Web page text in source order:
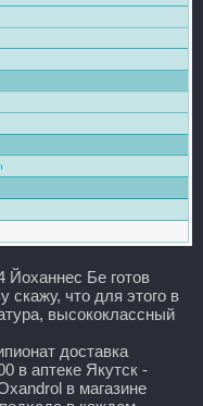
Йоханнес Бе готов
что для этого в
высококлассный
доставка
в аптеке Якутск -
в магазине